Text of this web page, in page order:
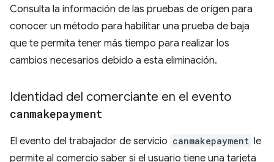
Consulta la información de las pruebas de origen para
conocer un método para habilitar una prueba de baja
que te permita tener más tiempo para realizar los
cambios necesarios debido a esta eliminación.
Identidad del comerciante en el evento
canmakepayment
El evento del trabajador de servicio canmakepayment le
permite al comercio saber si el usuario tiene una tarjeta